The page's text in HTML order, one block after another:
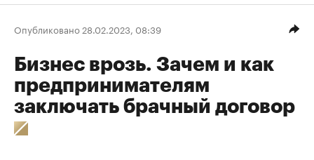
Опубликовано 28.02.2023, 08:39
Бизнес врозь. Зачем и как
предпринимателям
заключать брачный договор